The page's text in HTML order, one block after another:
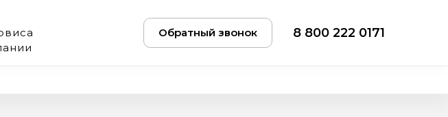
Обратный звонок 8 800 222 0171